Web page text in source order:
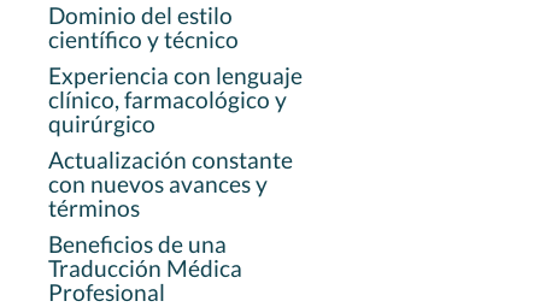
Dominio del estilo
científico y técnico
Experiencia con lenguaje
clínico, farmacológico y
quirúrgico
Actualización constante
con nuevos avances y
términos
Beneficios de una
Traducción Médica
Profesional